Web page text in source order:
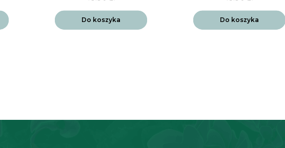
Do koszyka Do koszyka